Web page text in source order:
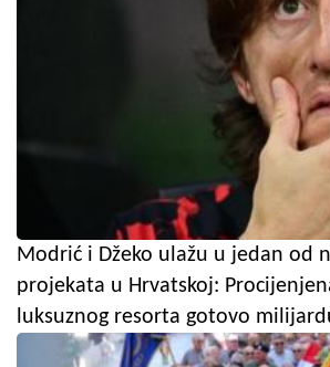
Modrić i Džeko ulažu u jedan od
projekata u Hrvatskoj:
luksuznog resorta gotovo